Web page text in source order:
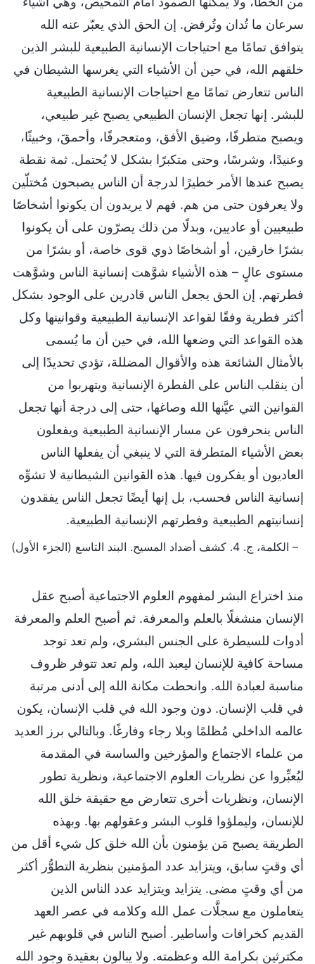
سرعان ما تُدان وتُرفض. إن الحق الذي يعبّر عنه الله
يتوافق تمامًا مع احتياجات الإنسانية الطبيعية للبشر الذين
خلقهم الله، في حين أن الأشياء التي يغرسها الشيطان في
الناس تتعارض تمامًا مع احتياجات الإنسانية الطبيعية
للبشر. إنها تجعل الإنسان الطبيعي يصبح غير طبيعي،
ويصبح متطرفًا، وضيق الأفق، ومتعجرفًا، وأحمقَ، وخبيثًا،
وعنيدًا، وشرسًا، وحتى متكبرًا بشكل لا يُحتمل. ثمة نقطة
يصبح عندها الأمر خطيرًا لدرجة أن الناس يصبحون مُختلّين
ولا يعرفون حتى من هم. فهم لا يريدون أن يكونوا أشخاصًا
طبيعيين أو عاديين، وبدلًا من ذلك يصرّون على أن يكونوا
بشرًا خارقين، أو أشخاصًا ذوي قوى خاصة، أو بشرًا من
مستوى عالٍ – هذه الأشياء شوَّهت إنسانية الناس وشوَّهت
فطرتهم. إن الحق يجعل الناس قادرين على الوجود بشكل
أكثر فطرية وفقًا لقواعد الإنسانية الطبيعية وقوانينها وكل
هذه القواعد التي وضعها الله، في حين أن ما يُسمى
بالأمثال الشائعة هذه والأقوال المضللة، تؤدي تحديدًا إلى
أن ينقلب الناس على الفطرة الإنسانية ويتهربوا من
القوانين التي عيَّنها الله وصاغها، حتى إلى درجة أنها تجعل
الناس ينحرفون عن مسار الإنسانية الطبيعية ويفعلون
بعض الأشياء المتطرفة التي لا ينبغي أن يفعلها الناس
العاديون أو يفكرون فيها. هذه القوانين الشيطانية لا تشوِّه
إنسانية الناس فحسب، بل إنها أيضًا تجعل الناس يفقدون
إنسانيتهم الطبيعية وفطرتهم الإنسانية الطبيعية.
– الكلمة، ج. 4. كشف أضداد المسيح. البند التاسع (الجزء الأول)
منذ اختراع البشر لمفهوم العلوم الاجتماعية أصبح عقل
الإنسان منشغلًا بالعلم والمعرفة. ثم أصبح العلم والمعرفة
أدوات للسيطرة على الجنس البشري، ولم تعد توجد
مساحة كافية للإنسان ليعبد الله، ولم تعد تتوفر ظروف
مناسبة لعبادة الله. وانحطت مكانة الله إلى أدنى مرتبة
في قلب الإنسان. دون وجود الله في قلب الإنسان، يكون
عالمه الداخلي مُظلمًا وبلا رجاء وفارغًا. وبالتالي برز العديد
من علماء الاجتماع والمؤرخين والساسة في المقدمة
ليُعبِّروا عن نظريات العلوم الاجتماعية، ونظرية تطور
الإنسان، ونظريات أخرى تتعارض مع حقيقة خلق الله
للإنسان، وليملؤوا قلوب البشر وعقولهم بها. وبهذه
الطريقة يصبح مَن يؤمنون بأن الله خلق كل شيء أقل من
أي وقتٍ سابق، ويتزايد عدد المؤمنين بنظرية التطوُّر أكثر
من أي وقتٍ مضى. يتزايد ويتزايد عدد الناس الذين
يتعاملون مع سجلَّات عمل الله وكلامه في عصر العهد
القديم كخرافات وأساطير. أصبح الناس في قلوبهم غير
مكترثين بكرامة الله وعظمته. ولا يبالون بعقيدة وجود الله